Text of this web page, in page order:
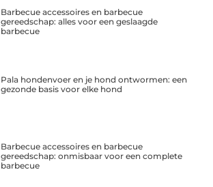
Barbecue accessoires en barbecue
gereedschap: alles voor een geslaagde
barbecue
Pala hondenvoer en je hond ontwormen: een
gezonde basis voor elke hond
Barbecue accessoires en barbecue
gereedschap: onmisbaar voor een complete
barbecue